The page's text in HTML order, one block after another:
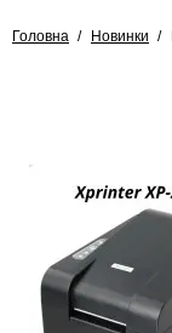
Головна Новинки